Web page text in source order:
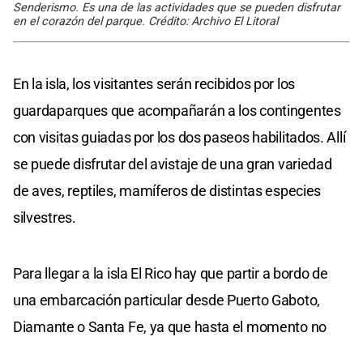
Senderismo. Es una de las actividades que se pueden disfrutar
en el corazón del parque. Crédito: Archivo El Litoral
En la isla, los visitantes serán recibidos por los
guardaparques que acompañarán a los contingentes
con visitas guiadas por los dos paseos habilitados. Allí
se puede disfrutar del avistaje de una gran variedad
de aves, reptiles, mamíferos de distintas especies
silvestres.
Para llegar a la isla El Rico hay que partir a bordo de
una embarcación particular desde Puerto Gaboto,
Diamante o Santa Fe, ya que hasta el momento no